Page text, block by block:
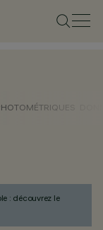
: découvrez le